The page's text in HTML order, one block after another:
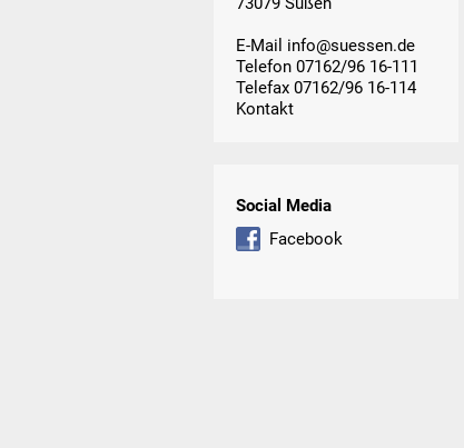
E-Mail info@suessen.de
Telefon 07162/96 16-111
Telefax 07162/96 16-114
Kontakt
Social Media
Facebook